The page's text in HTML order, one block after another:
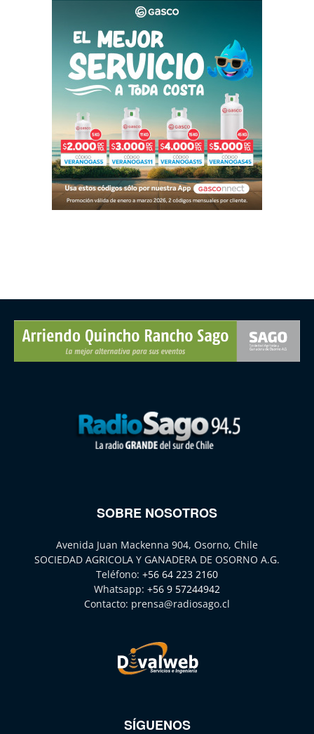
SOBRE NOSOTROS
Avenida Juan Mackenna 904, Osorno, Chile
SOCIEDAD AGRICOLA Y GANADERA DE OSORNO A.G.
Teléfono: +56 64 223 2160
Whatsapp: +56 9 57244942
Contacto: prensa@radiosago.cl
SÍGUENOS